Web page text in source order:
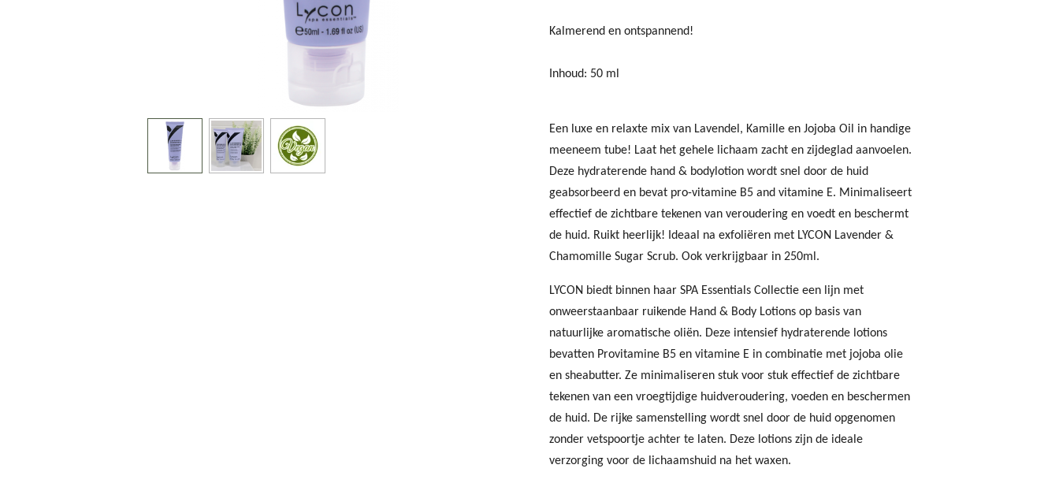
Kalmerend en ontspannend!
Inhoud: 50 ml
Een luxe en relaxte mix van Lavendel, Kamille en Jojoba Oil in handige
meeneem tube! Laat het gehele lichaam zacht en zijdeglad aanvoelen.
Deze hydraterende hand & bodylotion wordt snel door de huid
geabsorbeerd en bevat pro-vitamine B5 and vitamine E. Minimaliseert
effectief de zichtbare tekenen van veroudering en voedt en beschermt
de huid. Ruikt heerlijk! Ideaal na exfoliëren met LYCON Lavender &
Chamomille Sugar Scrub. Ook verkrijgbaar in 250ml.
LYCON biedt binnen haar SPA Essentials Collectie een lijn met
onweerstaanbaar ruikende Hand & Body Lotions op basis van
natuurlijke aromatische oliën. Deze intensief hydraterende lotions
bevatten Provitamine B5 en vitamine E in combinatie met jojoba olie
en sheabutter. Ze minimaliseren stuk voor stuk effectief de zichtbare
tekenen van een vroegtijdige huidveroudering, voeden en beschermen
de huid. De rijke samenstelling wordt snel door de huid opgenomen
zonder vetspoortje achter te laten. Deze lotions zijn de ideale
verzorging voor de lichaamshuid na het waxen.